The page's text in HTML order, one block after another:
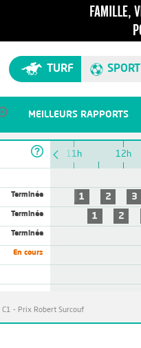
TURF SPORT
MEILLEURS RAPPORTS
Terminée
Terminée
Terminée
En cours
10h 11h 12h
1
2 3
1
2
C1 - Prix Robert Surcouf